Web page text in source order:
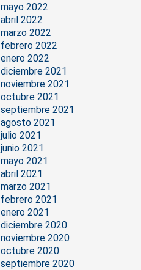
mayo 2022
abril 2022
marzo 2022
febrero 2022
enero 2022
diciembre 2021
noviembre 2021
octubre 2021
septiembre 2021
agosto 2021
julio 2021
junio 2021
mayo 2021
abril 2021
marzo 2021
febrero 2021
enero 2021
diciembre 2020
noviembre 2020
octubre 2020
septiembre 2020